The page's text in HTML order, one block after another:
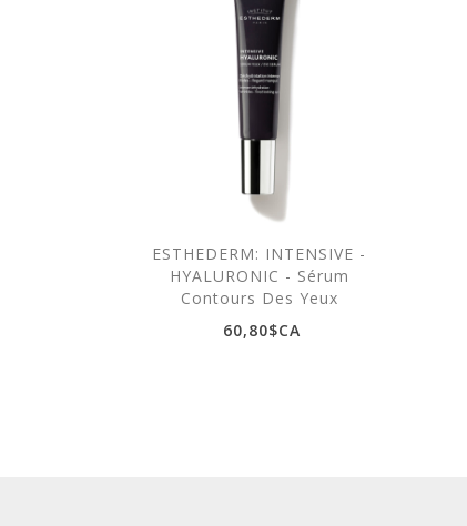
ESTHEDERM: INTENSIVE -
HYALURONIC - Sérum
Contours Des Yeux
60,80$CA